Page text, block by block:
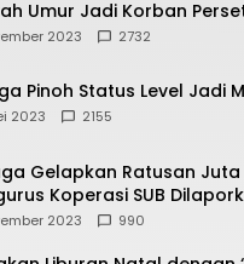
Umur Jadi Korban
2023 2732
Pinoh Status Level Jadi
2023 2155
Gelapkan Ratusan Juta
Koperasi SUB
2023 990